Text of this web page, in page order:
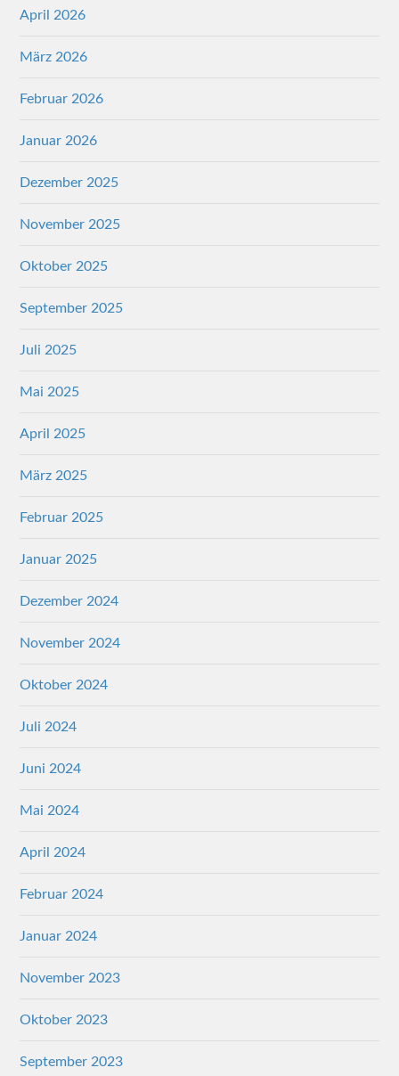
April 2026
März 2026
Februar 2026
Januar 2026
Dezember 2025
November 2025
Oktober 2025
September 2025
Juli 2025
Mai 2025
April 2025
März 2025
Februar 2025
Januar 2025
Dezember 2024
November 2024
Oktober 2024
Juli 2024
Juni 2024
Mai 2024
April 2024
Februar 2024
Januar 2024
November 2023
Oktober 2023
September 2023